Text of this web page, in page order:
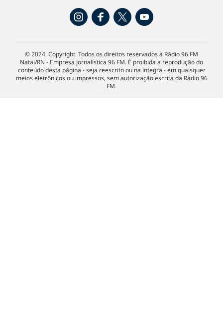
© 2024. Copyright. Todos os direitos reservados à Rádio 96 FM
Natal/RN - Empresa Jornalística 96 FM. É proibida a reprodução do
conteúdo desta página - seja reescrito ou na íntegra - em quaisquer
meios eletrônicos ou impressos, sem autorização escrita da Rádio 96
FM.